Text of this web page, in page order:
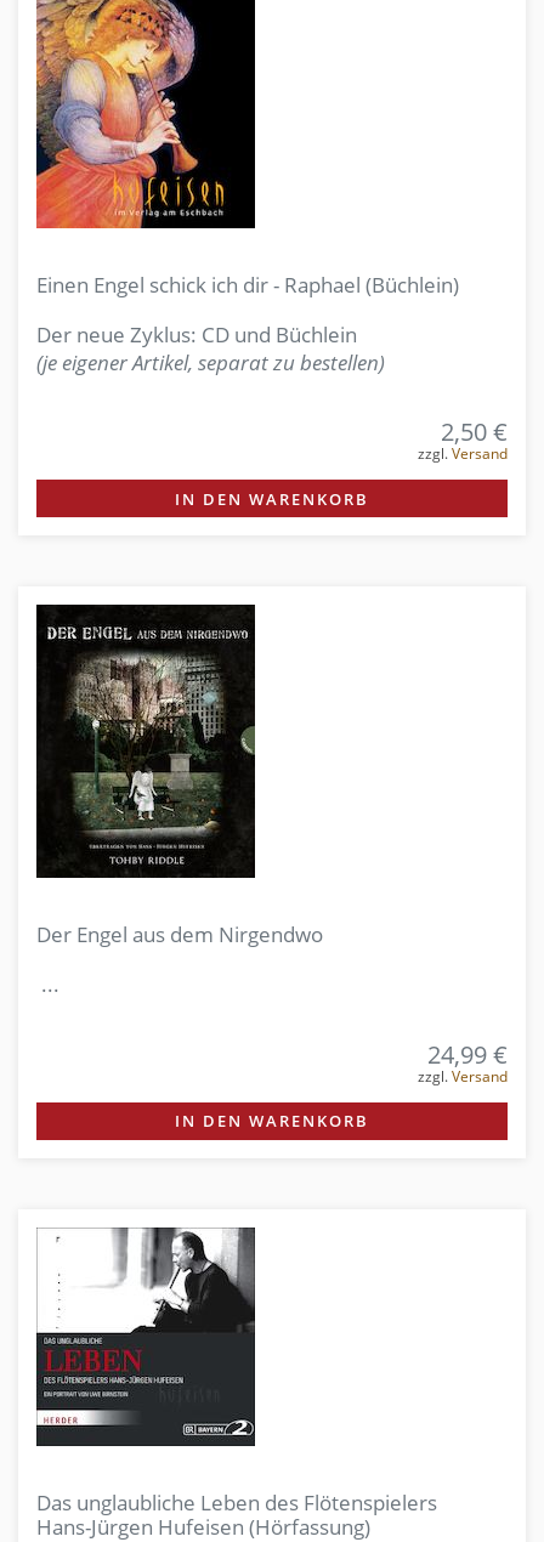
Einen Engel schick ich dir - Raphael (Büchlein)
Der neue Zyklus: CD und Büchlein
(je eigener Artikel, separat zu bestellen)
2,50 €
zzgl.Versand
IN DEN WARENKORB
Der Engel aus dem Nirgendwo
...
24,99 €
zzgl.Versand
IN DEN WARENKORB
Das unglaubliche Leben des Flötenspielers
Hans-Jürgen Hufeisen (Hörfassung)